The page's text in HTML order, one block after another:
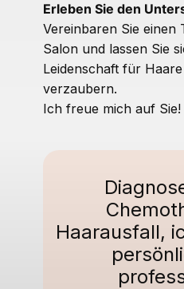
Erleben Sie den
Vereinbaren Sie einen
Salon und lassen Sie
Leidenschaft für
verzaubern.
Ich freue mich auf Sie!
Haarausfall,